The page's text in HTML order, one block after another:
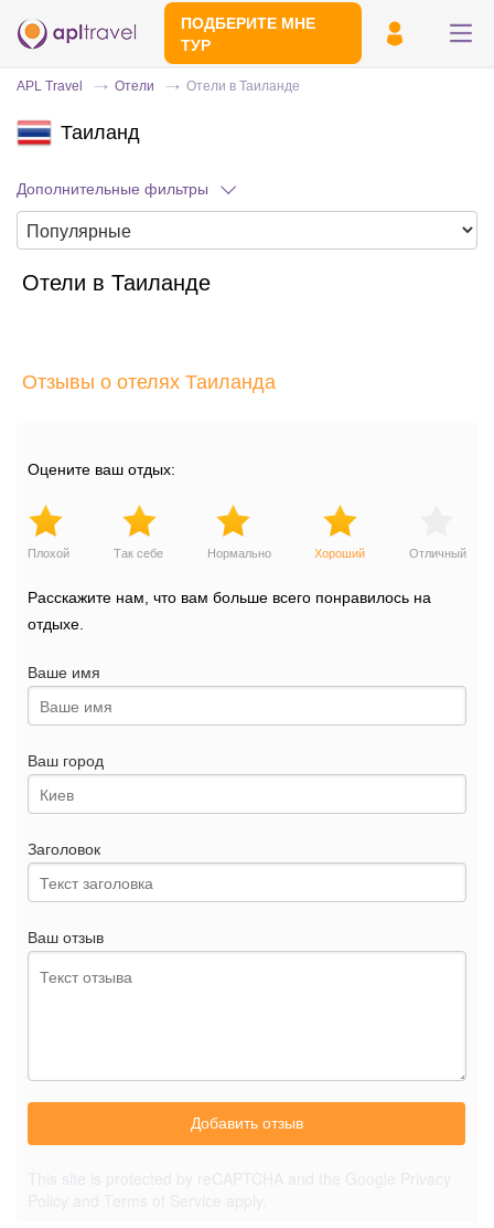
ПОДБЕРИТЕ МНЕ
ТУР
минут
APL Travel Отели Отели в Таиланде
Таиланд
Дополнительные фильтры
Отели в Таиланде
Отзывы о отелях Таиланда
Оцените ваш отдых:
Плохой Так себе Нормально Хороший Отличный
Расскажите нам, что вам больше всего понравилось на
отдыхе.
Ваше имя
Ваш город
Заголовок
Ваш отзыв
Добавить отзыв